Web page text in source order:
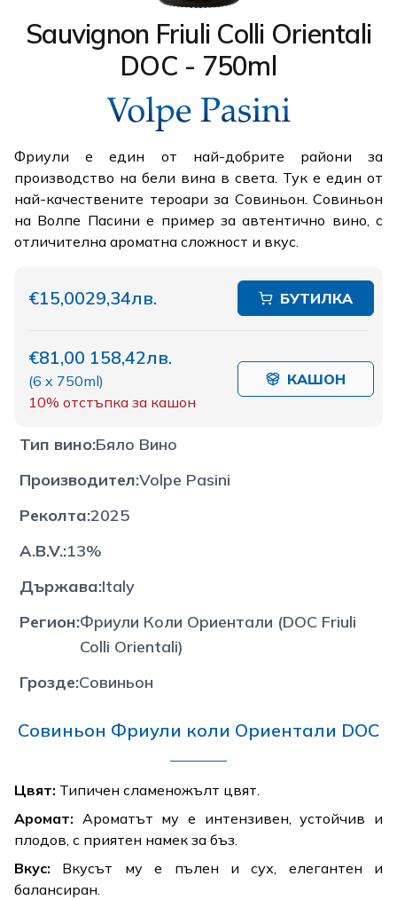
Sauvignon Friuli Colli Orientali
DOC - 750ml
Фриули е един от най-добрите райони за
производство на бели вина в света. Тук е един от
най-качествените тероари за Совиньон. Совиньон
на Волпе Пасини е пример за автентично вино, с
отличителна ароматна сложност и вкус.
€15,0029,34лв. БУТИЛКА
€81,00 158,42лв.
(6 x 750ml)
10% отстъпка за кашон
КАШОН
Тип вино:Бяло Вино
Производител:Volpe Pasini
Реколта:2025
A.B.V.:13%
Държава:Italy
Регион:Фриули Коли Ориентали (DOC Friuli
Colli Orientali)
Грозде:Совиньон
Совиньон Фриули коли Ориентали DOC
Цвят: Типичен сламеножълт цвят.
Аромат: Ароматът му е интензивен, устойчив и
плодов, с приятен намек за бъз.
Вкус: Вкусът му е пълен и сух, елегантен и
балансиран.